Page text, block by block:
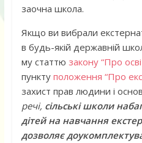
заочна школа.
Якщо ви вибрали
в будь-якій державній
му статтю закону “Про
пункту положення “Про
захист прав людини і
речі, сільські школи
дітей на навчання
дозволяє